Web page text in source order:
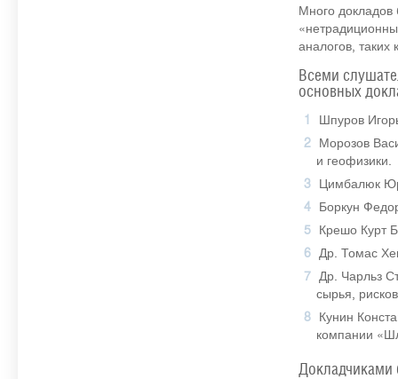
Много докладов
аналогов, таких
Всеми
основных
Шпуров
Морозов
и геофизики.
Цимбалюк
Боркун
Крешо Курт
Др. Томас
Др. Чарльз
сырья,
Кунин
компании
Докладчиками